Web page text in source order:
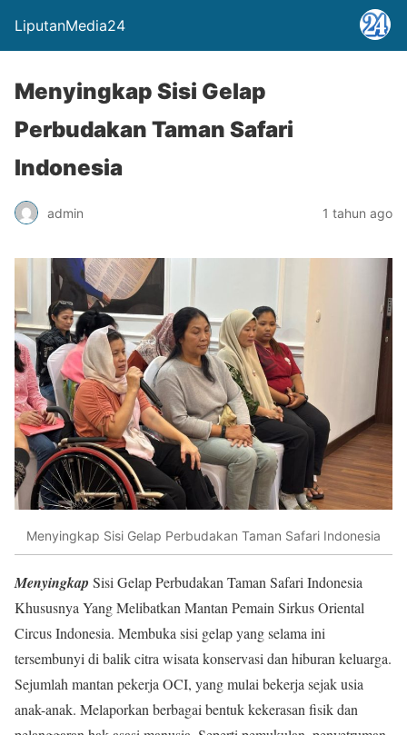
LiputanMedia24
Menyingkap Sisi Gelap
Perbudakan Taman Safari
Indonesia
admin 1 tahun ago
Menyingkap Sisi Gelap Perbudakan Taman Safari Indonesia
Menyingkap Sisi Gelap Perbudakan Taman Safari Indonesia
Khususnya Yang Melibatkan Mantan Pemain Sirkus Oriental
Circus Indonesia. Membuka sisi gelap yang selama ini
tersembunyi di balik citra wisata konservasi dan hiburan keluarga.
Sejumlah mantan pekerja OCI, yang mulai bekerja sejak usia
anak-anak. Melaporkan berbagai bentuk kekerasan fisik dan